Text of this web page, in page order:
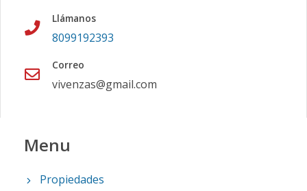
Llámanos
8099192393
Correo
vivenzas@gmail.com
Menu
Propiedades